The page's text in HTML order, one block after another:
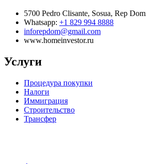
5700 Pedro Clisante, Sosua, Rep
Whatsapp: +1 829 994 8888
inforepdom@gmail.com
www.homeinvestor.ru
Услуги
Процедура покупки
Налоги
Иммиграция
Строительство
Трансфер